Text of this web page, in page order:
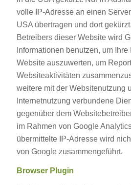
volle IP-Adresse an einen
USA übertragen und dort
Betreibers dieser Website wird
Informationen benutzen, um
Website auszuwerten, um
Websiteaktivitäten
weitere mit der Websitenutzung
Internetnutzung verbundene
gegenüber dem
im Rahmen von Google
übermittelte IP-Adresse wird
von Google zusammengeführt.
Browser Plugin